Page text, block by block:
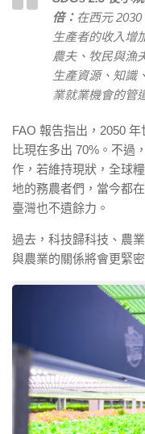
倍： 在西元
生產者的收入增
農夫、牧民與漁
生產資源、知識
業就業機會的管
FAO 報告指出，2050
比現在多出 70%。不過
作，若維持現狀，全球
地的務農者們，當今都
臺灣也不遺餘力。
過去，科技歸科技、農
與農業的關係將會更緊密